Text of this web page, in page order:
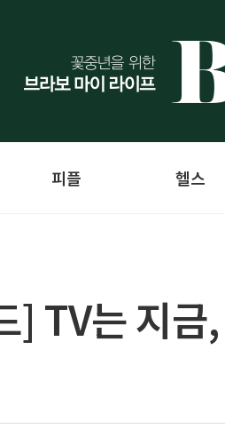
피플 헬스
] TV는 지금